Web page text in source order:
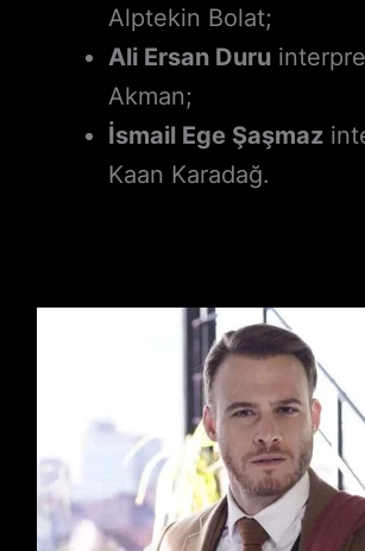
Alptekin Bolat;
Ali Ersan Duru
Akman;
İsmail Ege Şaşmaz
Kaan Karadağ.